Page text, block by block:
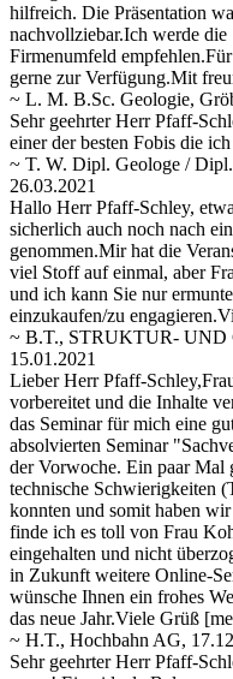
hilfreich. Die Präsentation
nachvollziebar.Ich werde
Firmenumfeld
gerne zur Verfügung.Mit
~ L. M. B.Sc. Geologie,
Sehr geehrter Herr Pfaff-
einer der besten Fobis die
~ T. W. Dipl. Geologe /
26.03.2021
Hallo Herr Pfaff-Schley,
sicherlich auch noch nach
genommen.Mir hat die
viel Stoff auf einmal, aber
und ich kann Sie nur
einzukaufen/zu
~ B.T., STRUKTUR-
15.01.2021
Lieber Herr Pfaff-
vorbereitet und die Inhalte
das Seminar für mich eine
absolvierten Seminar
der Vorwoche. Ein paar Mal
technische Schwierigkeiten
konnten und somit haben
finde ich es toll von Frau
eingehalten und nicht
in Zukunft weitere Online-
wünsche Ihnen ein frohes
das neue Jahr.Viele Grüß
~ H.T., Hochbahn AG,
Sehr geehrter Herr Pfaff-